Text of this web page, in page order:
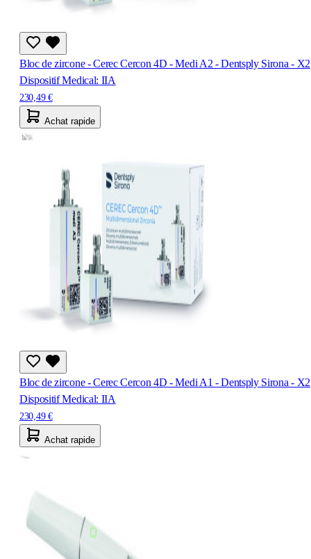
Bloc de zircone - Cerec Cercon 4D - Medi A2 - Dentsply Sirona - X2
Dispositif Medical: IIA
230,49 €
Achat rapide
Bloc de zircone - Cerec Cercon 4D - Medi A1 - Dentsply Sirona - X2
Dispositif Medical: IIA
230,49 €
Achat rapide